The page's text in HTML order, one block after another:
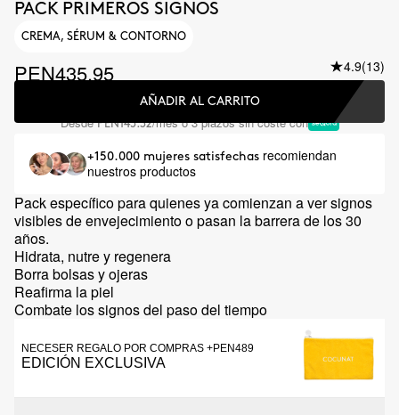
PACK PRIMEROS SIGNOS
CREMA, SÉRUM & CONTORNO
PEN435.95 4.9(13)
AÑADIR AL CARRITO
DesdePEN145.32/mes o 3 plazos sin coste con
+150.000 mujeres satisfechas recomiendan
nuestros productos
Pack específico para quienes ya comienzan a ver signos
visibles de envejecimiento o pasan la barrera de los 30
años.
Hidrata, nutre y regenera
Borra bolsas y ojeras
Reafirma la piel
Combate los signos del paso del tiempo
NECESER REGALO POR COMPRAS +PEN489
EDICIÓN EXCLUSIVA